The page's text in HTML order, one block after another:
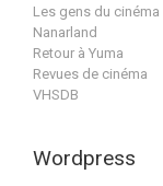
Les gens du cinéma
Nanarland
Retour à Yuma
Revues de cinéma
VHSDB
Wordpress